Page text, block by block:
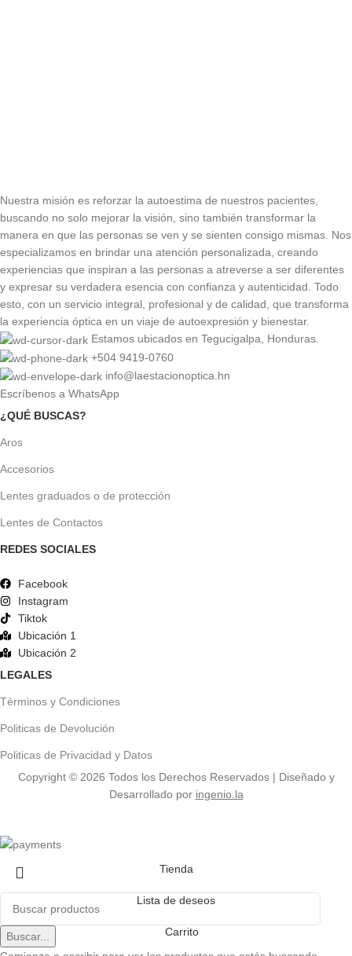
Nuestra misión es reforzar la autoestima de nuestros pacientes,
buscando no solo mejorar la visión, sino también transformar la
manera en que las personas se ven y se sienten consigo mismas. Nos
especializamos en brindar una atención personalizada, creando
experiencias que inspiran a las personas a atreverse a ser diferentes
y expresar su verdadera esencia con confianza y autenticidad. Todo
esto, con un servicio integral, profesional y de calidad, que transforma
la experiencia óptica en un viaje de autoexpresión y bienestar.
Estamos ubicados en Tegucigalpa, Honduras.
+504 9419-0760
info@laestacionoptica.hn
Escríbenos a WhatsApp
¿QUÉ BUSCAS?
Aros
Accesorios
Lentes graduados o de protección
Lentes de Contactos
REDES SOCIALES
Facebook
Instagram
Tiktok
Ubicación 1
Ubicación 2
LEGALES
Términos y Condiciones
Politicas de Devolución
Politicas de Privacidad y Datos
Copyright © 2026 Todos los Derechos Reservados | Diseñado y
Desarrollado por ingenio.la
Buscar...
Tienda
Lista de deseos
Carrito